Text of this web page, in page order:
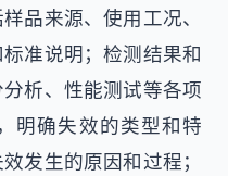
品来源、使用工况、
准说明；检测结果和
析、性能测试等各项
明确失效的类型和特
发生的原因和过程；